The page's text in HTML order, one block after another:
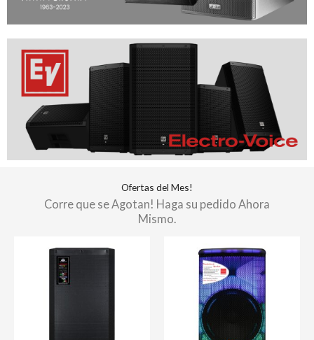
Ofertas del Mes!
Corre que se Agotan! Haga su pedido Ahora
Mismo.